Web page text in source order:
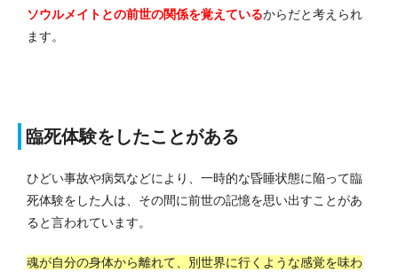
ソウルメイトとの前世の関係を覚えているからだと考えられ
ます。
臨死体験をしたことがある
ひどい事故や病気などにより、一時的な昏睡状態に陥って臨
死体験をした人は、その間に前世の記憶を思い出すことがあ
ると言われています。
魂が自分の身体から離れて、別世界に行くような感覚を味わ